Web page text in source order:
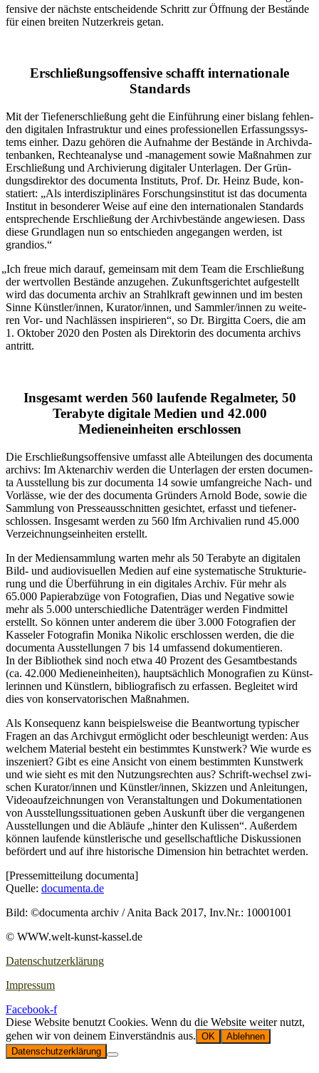
fen­si­ve der nächs­te ent­schei­den­de Schritt zur Öff­nung der Bestän­de
für einen brei­ten Nut­zer­kreis getan.
Erschließungsoffensive schafft internationale
Standards
Mit der Tief­en­er­schlie­ßung geht die Ein­füh­rung einer bis­lang feh­len­
den digi­ta­len Infra­struk­tur und eines pro­fes­sio­nel­len Erfas­sungs­sys­
tems ein­her. Dazu gehö­ren die Auf­nah­me der Bestän­de in Archiv­da­
ten­ban­ken, Rech­te­an­a­ly­se und ‑manage­ment sowie Maß­nah­men zur
Erschlie­ßung und Archi­vie­rung digi­ta­ler Unter­la­gen. Der Grün­
dungs­di­rek­tor des docu­men­ta Insti­tuts, Prof. Dr. Heinz Bude, kon­
sta­tiert: „Als inter­dis­zi­pli­nä­res For­schungs­in­sti­tut ist das docu­men­ta
Insti­tut in beson­de­rer Wei­se auf eine den inter­na­tio­na­len Stan­dards
ent­spre­chen­de Erschlie­ßung der Archiv­be­stän­de ange­wie­sen. Dass
die­se Grund­la­gen nun so ent­schie­den ange­gan­gen wer­den, ist
grandios.“
„Ich freue mich dar­auf, gemein­sam mit dem Team die Erschlie­ßung
der wert­vol­len Bestän­de anzu­ge­hen. Zukunfts­ge­rich­tet auf­ge­stellt
wird das docu­men­ta archiv an Strahl­kraft gewin­nen und im bes­ten
Sin­ne Künstler/innen, Kurator/innen, und Sammler/innen zu wei­te­
ren Vor- und Nach­läs­sen inspi­rie­ren“, so Dr. Bir­git­ta Coers, die am
1. Okto­ber 2020 den Pos­ten als Direk­to­rin des docu­men­ta archivs
antritt.
Insgesamt werden 560 laufende Regalmeter, 50
Terabyte digitale Medien und 42.000
Medieneinheiten erschlossen
Die Erschlie­ßungs­of­fen­si­ve umfasst alle Abtei­lun­gen des docu­men­ta
archivs: Im Akten­ar­chiv wer­den die Unter­la­gen der ers­ten docu­men­
ta Aus­stel­lung bis zur docu­men­ta 14 sowie umfang­rei­che Nach- und
Vor­läs­se, wie der des docu­men­ta Grün­ders Arnold Bode, sowie die
Samm­lung von Pres­se­aus­schnit­ten gesich­tet, erfasst und tief­en­er­
schlos­sen. Ins­ge­samt wer­den zu 560 lfm Archi­va­li­en rund 45.000
Ver­zeich­nungs­ein­hei­ten erstellt.
In der Medi­en­samm­lung war­ten mehr als 50 Tera­byte an digi­ta­len
Bild- und audio­vi­su­el­len Medi­en auf eine sys­te­ma­ti­sche Struk­tu­rie­
rung und die Über­füh­rung in ein digi­ta­les Archiv. Für mehr als
65.000 Papier­ab­zü­ge von Foto­gra­fien, Dias und Nega­ti­ve sowie
mehr als 5.000 unter­schied­li­che Daten­trä­ger wer­den Find­mit­tel
erstellt. So kön­nen unter ande­rem die über 3.000 Foto­gra­fien der
Kas­se­ler Foto­gra­fin Moni­ka Niko­lic erschlos­sen wer­den, die die
docu­men­ta Aus­stel­lun­gen 7 bis 14 umfas­send doku­men­tie­ren.
In der Biblio­thek sind noch etwa 40 Pro­zent des Gesamt­be­stands
(ca. 42.000 Medi­en­ein­hei­ten), haupt­säch­lich Mono­gra­fien zu Künst­
le­rin­nen und Künst­lern, biblio­gra­fisch zu erfas­sen. Beglei­tet wird
dies von kon­ser­va­to­ri­schen Maßnahmen.
Als Kon­se­quenz kann bei­spiels­wei­se die Beant­wor­tung typi­scher
Fra­gen an das Archiv­gut ermög­licht oder beschleu­nigt wer­den: Aus
wel­chem Mate­ri­al besteht ein bestimm­tes Kunst­werk? Wie wur­de es
insze­niert? Gibt es eine Ansicht von einem bestimm­ten Kunst­werk
und wie sieht es mit den Nut­zungs­rech­ten aus? Schrift-wech­sel zwi­
schen Kurator/innen und Künstler/innen, Skiz­zen und Anlei­tun­gen,
Video­auf­zeich­nun­gen von Ver­an­stal­tun­gen und Doku­men­ta­tio­nen
von Aus­stel­lungs­si­tua­tio­nen geben Aus­kunft über die ver­gan­ge­nen
Aus­stel­lun­gen und die Abläu­fe „hin­ter den Kulis­sen“. Außer­dem
kön­nen lau­fen­de künst­le­ri­sche und gesell­schaft­li­che Dis­kus­sio­nen
beför­dert und auf ihre his­to­ri­sche Dimen­si­on hin betrach­tet werden.
[Pres­se­mit­tei­lung docu­men­ta]
Quel­le: documenta.de
Bild: ©docu­men­ta archiv / Ani­ta Back 2017, Inv.Nr.: 10001001
© WWW.welt-kunst-kassel.de
Datenschutzerklärung
Impressum
Facebook-f
Diese Website benutzt Cookies. Wenn du die Website weiter nutzt,
gehen wir von deinem Einverständnis aus. OK
Ablehnen
Datenschutzerklärung